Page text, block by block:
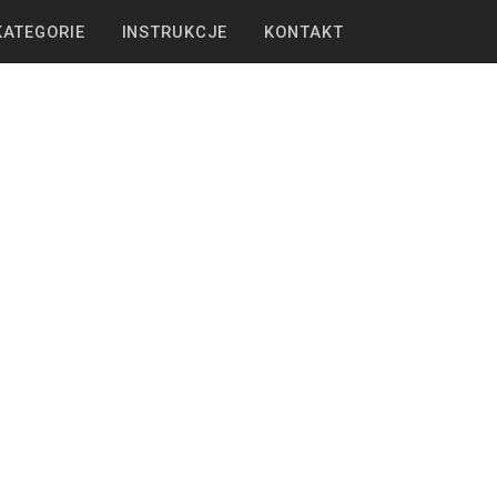
INSTRUKCJE KONTAKT